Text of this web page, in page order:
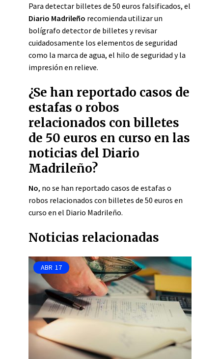
Para detectar billetes de 50 euros falsificados, el
Diario Madrileño recomienda utilizar un
bolígrafo detector de billetes y revisar
cuidadosamente los elementos de seguridad
como la marca de agua, el hilo de seguridad y la
impresión en relieve.
¿Se han reportado casos de
estafas o robos
relacionados con billetes
de 50 euros en curso en las
noticias del Diario
Madrileño?
No, no se han reportado casos de estafas o
robos relacionados con billetes de 50 euros en
curso en el Diario Madrileño.
Noticias relacionadas
ABR 17